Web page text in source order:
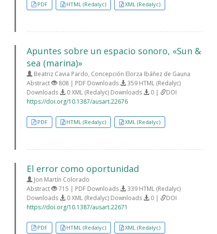
PDF HTML (Redalyc) XML (Redalyc)
Apuntes sobre un espacio sonoro, «Sun &
sea (marina)»
Beatriz Cavia Pardo, Concepción Elorza Ibáñez de Gauna
Abstract
808 | PDF Downloads
359 HTML (Redalyc)
Downloads
0 XML (Redalyc) Downloads 0 |
DOI
https://doi.org/10.1387/ausart.22676
PDF HTML (Redalyc) XML (Redalyc)
El error como oportunidad
Jon Martín Colorado
Abstract
715 | PDF Downloads
339 HTML (Redalyc)
Downloads
0 XML (Redalyc) Downloads 0 |
DOI
https://doi.org/10.1387/ausart.22671
PDF HTML (Redalyc) XML (Redalyc)